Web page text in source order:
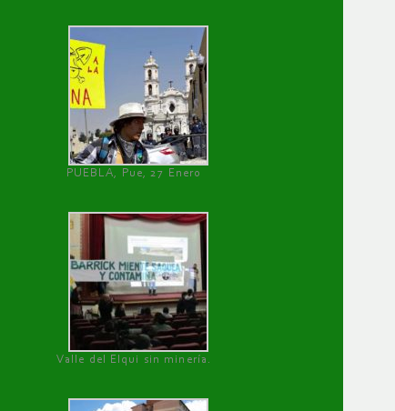
PUEBLA, Pue, 27 Enero
Valle del Elqui sin minería.